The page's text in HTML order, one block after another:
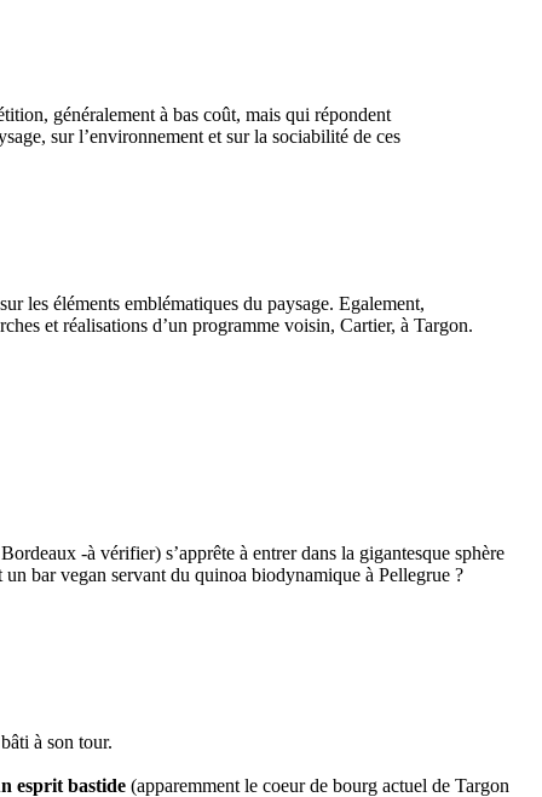
généralement à bas coût, mais qui répondent
sur l’environnement et sur la sociabilité de ces
les éléments emblématiques du paysage. Egalement,
et réalisations d’un programme voisin, Cartier, à Targon.
-à vérifier) s’apprête à entrer dans la gigantesque sphère
bar vegan servant du quinoa biodynamique à Pellegrue ?
à son tour.
esprit bastide (apparemment le coeur de bourg actuel de Targon